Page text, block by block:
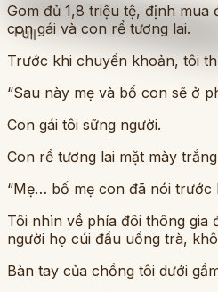
Full
Gom đủ 1,8 triệu tệ, định
con gái và con rể tương lai.
Trước khi chuyển khoản, tôi
“Sau này mẹ và bố con sẽ ở
Con gái tôi sững người.
Con rể tương lai mặt mày
“Mẹ… bố mẹ con đã nói trước
Tôi nhìn về phía đôi thông gia
người họ cúi đầu uống trà,
Bàn tay của chồng tôi dưới